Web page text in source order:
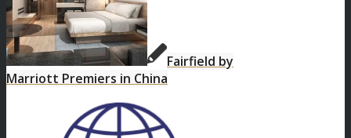
Fairfield by
Marriott Premiers in China